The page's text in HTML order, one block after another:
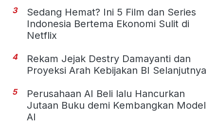
3
Sedang Hemat? Ini 5 Film dan Series
Indonesia Bertema Ekonomi Sulit di
Netflix
4
Rekam Jejak Destry Damayanti dan
Proyeksi Arah Kebijakan BI Selanjutnya
5
Perusahaan AI Beli lalu Hancurkan
Jutaan Buku demi Kembangkan Model
AI